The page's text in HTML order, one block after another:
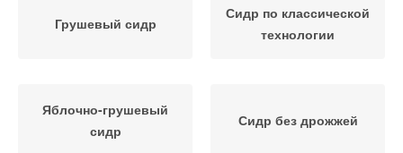
Грушевый сидр
Сидр по классической
технологии
Яблочно-грушевый
сидр
Сидр без дрожжей